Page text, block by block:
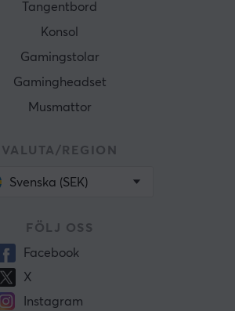
Tangentbord
Konsol
Gamingstolar
Gamingheadset
Musmattor
VALUTA/REGION
Svenska (SEK)
FÖLJ OSS
Facebook
X
Instagram